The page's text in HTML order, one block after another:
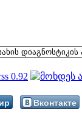
Вконтакте